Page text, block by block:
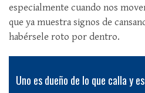
especialmente cuando nos
que ya muestra signos de
habérsele roto por dentro.
Uno es dueño de lo que calla y